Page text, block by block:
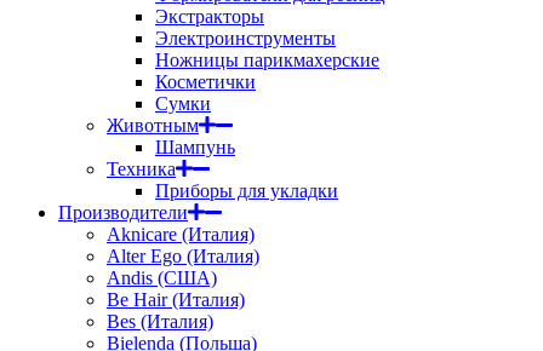
Экстракторы
Электроинструменты
Ножницы парикмахерские
Косметички
Сумки
Животным
Шампунь
Техника
Приборы для укладки
Производители
Aknicare (Италия)
Alter Ego (Италия)
Andis (США)
Be Hair (Италия)
Bes (Италия)
Bielenda (Польша)